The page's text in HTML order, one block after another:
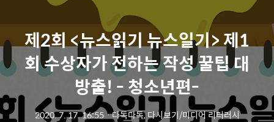
제2회 <뉴스읽기 뉴스일기> 제1
회 수상자가 전하는 작성 꿀팁 대
방출! - 청소년편-
2020. 7. 17. 16:55ㆍ다독다독, 다시보기/미디어 리터러시